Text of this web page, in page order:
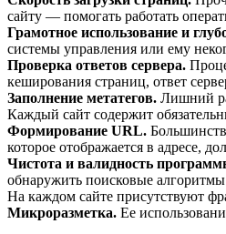
сайту — помогать работать
Грамотное использование и
системы управления или ему
Проверка ответов сервера.
кеширования страниц, ответ
Заполнение метатегов. Лишний
Каждый сайт содержит
Формирование URL.
которое отображается в адресе,
Чистота и валидность
обнаружить поисковые
На каждом сайте присутствуют
Микроразметка. Ее